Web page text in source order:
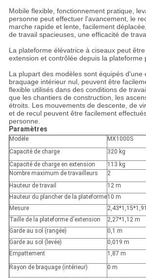
Mobile flexible, fonctionnement pratique,
personne peut effectuer l'avancement, le
marche rapide et lente, facilement
de travail spacieuses, une efficacité de
La plateforme élévatrice à ciseaux peut
extension et contrôlée depuis la plateforme
La plupart des modèles sont équipés d'une
braquage intérieur nul, peuvent être
flexible utilisés dans des conditions de
que les chantiers de construction, les
étroits. Les mouvements de descente, de
et de recul peuvent être facilement
personne.
Paramètres
Modèle
MX1000S
Capacité de charge
320 kg
Capacité de charge en extension
113 kg
Nombre maximum de travailleurs
2
Hauteur de travail
12 m
Hauteur du plancher de la plateforme10 m
Mesure
Taille de la plateforme d'extension
2,27*1,12 m
Garde au sol (rangée)
0,1 m
Garde au sol (levée)
0,019 m
Empattement
1,87 m
Rayon de braquage (intérieur)
0 m